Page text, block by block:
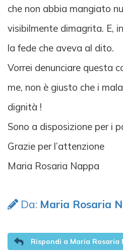
che non abbia mangiato
visibilmente dimagrita. E,
la fede che aveva al dito.
Vorrei denunciare questa
me, non è giusto che i
dignità !
Sono a disposizione per i
Grazie per l’attenzione
Maria Rosaria Nappa
Da: Maria Rosaria
Rispondi a Maria Rosaria